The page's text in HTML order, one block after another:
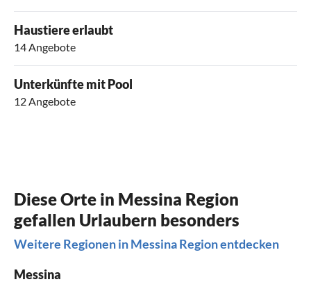
Haustiere erlaubt
14 Angebote
Unterkünfte mit Pool
12 Angebote
Diese Orte in Messina Region
gefallen Urlaubern besonders
Weitere Regionen in Messina Region entdecken
Messina